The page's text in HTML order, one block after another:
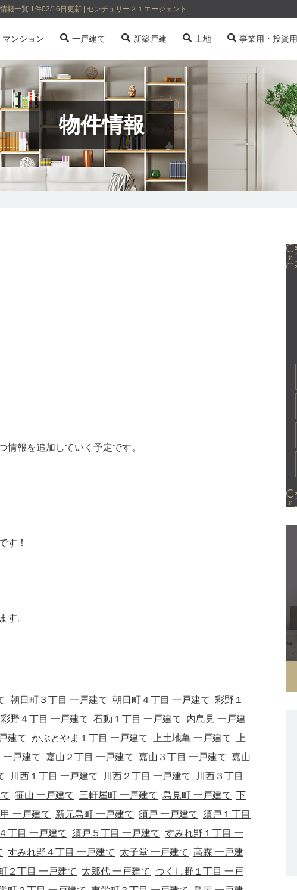
報一覧 1件02/16日更新 | センチュリー２１エージェント
マンション 一戸建て 新築戸建 土地 事業用・投資用
物件情報
情報を追加していく予定です。
す！
す。
朝日町３丁目 一戸建て 朝日町４丁目 一戸建て 彩野１
彩野４丁目 一戸建て 石動１丁目 一戸建て
内島見 一戸建
建て かぶとやま１丁目 一戸建て 上土地亀 一戸建て
上
一戸建て 嘉山２丁目 一戸建て 嘉山３丁目 一戸建て 嘉山
川西１丁目 一戸建て 川西２丁目 一戸建て
川西３丁目
笹山 一戸建て 三軒屋町 一戸建て 島見町 一戸建て 下
一戸建て 新元島町 一戸建て 須戸 一戸建て 須戸１丁目
丁目 一戸建て 須戸５丁目 一戸建て すみれ野１丁目 一
すみれ野４丁目 一戸建て 太子堂 一戸建て 高森 一戸建
２丁目 一戸建て 太郎代 一戸建て つくし野１丁目 一戸